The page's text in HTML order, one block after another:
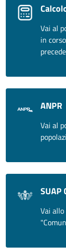
Vai al
in
ANPR
Vai al
SUAP
Vai